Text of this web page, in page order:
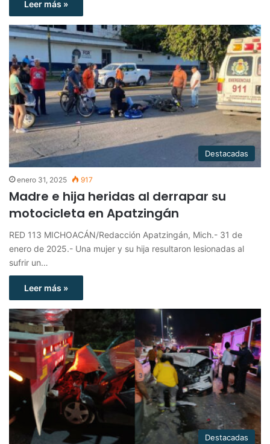
Leer más »
Destacadas
enero 31, 2025 917
Madre e hija heridas al derrapar su
motocicleta en Apatzingán
RED 113 MICHOACÁN/Redacción Apatzingán, Mich.- 31 de
enero de 2025.- Una mujer y su hija resultaron lesionadas al
sufrir un…
Leer más »
Destacadas